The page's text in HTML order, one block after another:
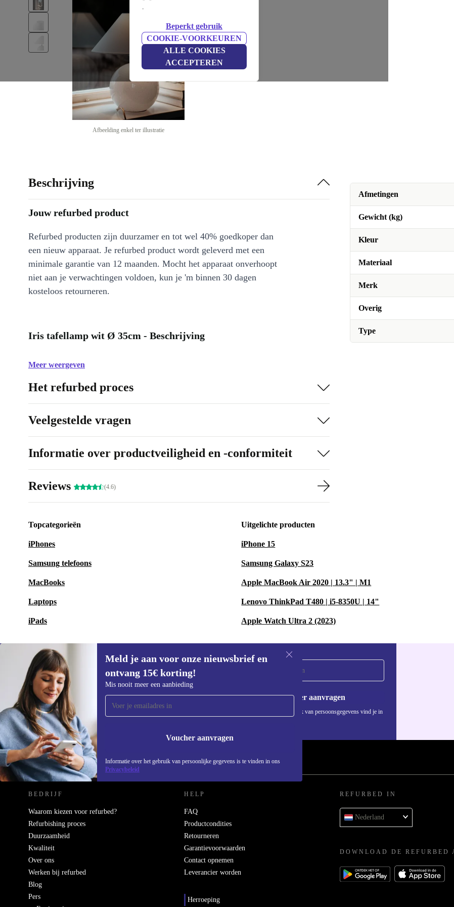
.
Beperkt gebruik
COOKIE-VOORKEUREN
ALLE COOKIES
ACCEPTEREN
Afbeelding enkel ter illustratie
Afmetingen
Gewicht (kg)
Kleur
Materiaal
Merk
Overig
Type
Beschrijving
Jouw refurbed product
Refurbed producten zijn duurzamer en tot wel 40% goedkoper dan
een nieuw apparaat. Je refurbed product wordt geleverd met een
minimale garantie van 12 maanden. Mocht het apparaat onverhoopt
niet aan je verwachtingen voldoen, kun je 'm binnen 30 dagen
kosteloos retourneren.
Iris tafellamp wit Ø 35cm - Beschrijving
Meer weergeven
Het refurbed proces
Veelgestelde vragen
Informatie over productveiligheid en -conformiteit
Reviews (4.6)
Topcategorieën
iPhones
Samsung telefoons
MacBooks
Laptops
iPads
Uitgelichte producten
iPhone 15
Samsung Galaxy S23
Apple MacBook Air 2020 | 13.3" | M1
Lenovo ThinkPad T480 | i5-8350U | 14"
Apple Watch Ultra 2 (2023)
Meld je aan voor onze nieuwsbrief en
ontvang 15€ korting!
Mis nooit meer een aanbieding
Voucher aanvragen
Informatie over het gebruik van persoonlijke gegevens is te vinden in ons
Privacybeleid
Meld je aan voor onze nieuwsbrief en
ontvang €15 korting!
Mis nooit meer een aanbieding.
Voucher aanvragen
Informatie over het gebruik van persoonsgegevens vind je in
REFURBED NEDERLAND - RETHINK NEW.
BEDRIJF
Waarom kiezen voor refurbed?
Refurbishing proces
Duurzaamheid
Kwaliteit
Over ons
Werken bij refurbed
Blog
Pers
HELP
FAQ
Productcondities
Retourneren
Garantievoorwaarden
Contact opnemen
Leverancier worden
Herroeping
REFURBED IN
Nederland
DOWNLOAD DE REFURBED